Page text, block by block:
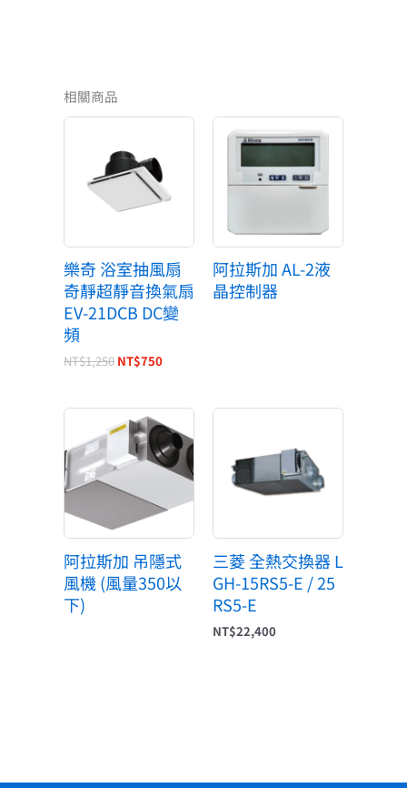
相關商品
樂奇 浴室抽風扇
奇靜超靜音換氣扇
EV-21DCB DC變
頻
NT$1,250
原
價
格：
NT$1,250。
NT$750
目
格：
NT$750。
阿拉斯加 AL-2液
晶控制器
阿拉斯加 吊隱式
風機 (風量350以
下)
三菱 全熱交換器 L
GH-15RS5-E / 25
RS5-E
NT$22,400